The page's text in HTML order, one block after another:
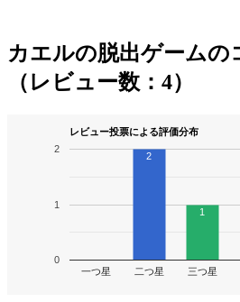
カエルの脱出ゲームの
（レビュー数：4）
レビュー投票による評価分布
一つ星 二つ星 三つ星
0
1
2
2
1